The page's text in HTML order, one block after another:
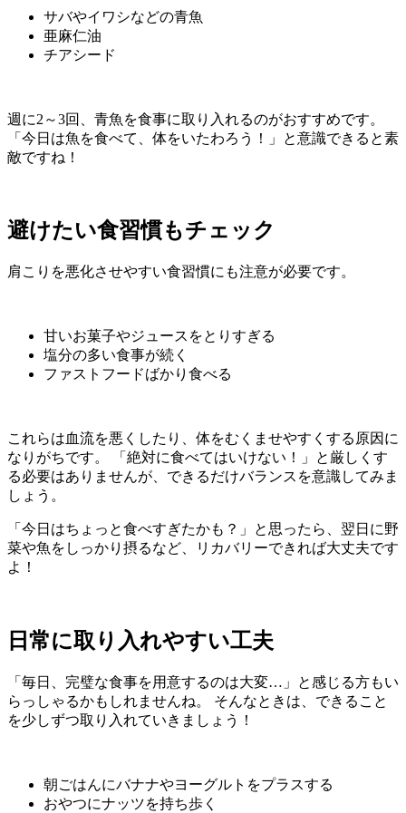
サバやイワシなどの青魚
亜麻仁油
チアシード
週に2～3回、青魚を食事に取り入れるのがおすすめです。
「今日は魚を食べて、体をいたわろう！」と意識できると素
敵ですね！
避けたい食習慣もチェック
肩こりを悪化させやすい食習慣にも注意が必要です。
甘いお菓子やジュースをとりすぎる
塩分の多い食事が続く
ファストフードばかり食べる
これらは血流を悪くしたり、体をむくませやすくする原因に
なりがちです。 「絶対に食べてはいけない！」と厳しくす
る必要はありませんが、できるだけバランスを意識してみま
しょう。
「今日はちょっと食べすぎたかも？」と思ったら、翌日に野
菜や魚をしっかり摂るなど、リカバリーできれば大丈夫です
よ！
日常に取り入れやすい工夫
「毎日、完璧な食事を用意するのは大変…」と感じる方もい
らっしゃるかもしれませんね。 そんなときは、できること
を少しずつ取り入れていきましょう！
朝ごはんにバナナやヨーグルトをプラスする
おやつにナッツを持ち歩く